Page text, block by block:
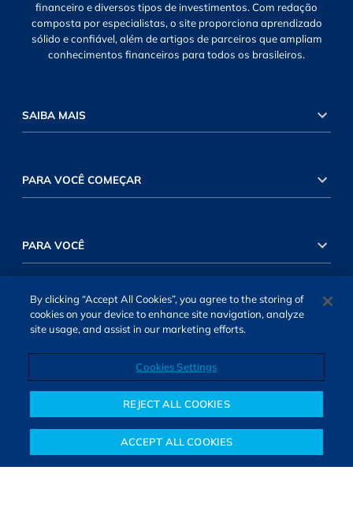
Notícias Colunistas Objetivos financeiros Investimentos Mais
financeiro e diversos tipos de investimentos. Com redação
composta por especialistas, o site proporciona aprendizado
sólido e confiável, além de artigos de parceiros que ampliam
conhecimentos financeiros para todos os brasileiros.
SAIBA MAIS
PARA VOCÊ COMEÇAR
PARA VOCÊ
INVESTIMENTOS RENDA VARIÁVEL
INVESTIMENTOS RENDA FIXA
By clicking “Accept All Cookies”, you agree to the storing of
cookies on your device to enhance site navigation, analyze
site usage, and assist in our marketing efforts.
Cookies Settings
REJECT ALL COOKIES
ACCEPT ALL COOKIES